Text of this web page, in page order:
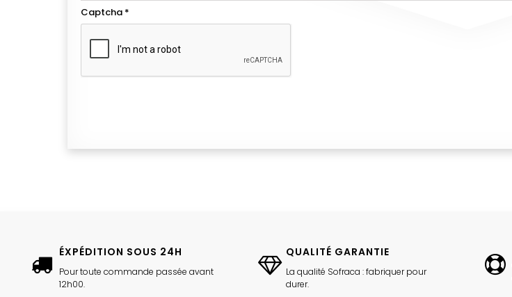
Captcha *
ÉXPÉDITION SOUS 24H
Pour toute commande passée avant
12h00.
QUALITÉ GARANTIE
La qualité Sofraca : fabriquer pour
durer.